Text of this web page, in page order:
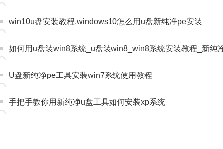
win10u盘安装教程,windows10怎么用u盘新纯净pe安装
如何用u盘装win8系统_u盘装win8_win8系统安装教程_新纯
U盘新纯净pe工具安装win7系统使用教程
手把手教你用新纯净u盘工具如何安装xp系统